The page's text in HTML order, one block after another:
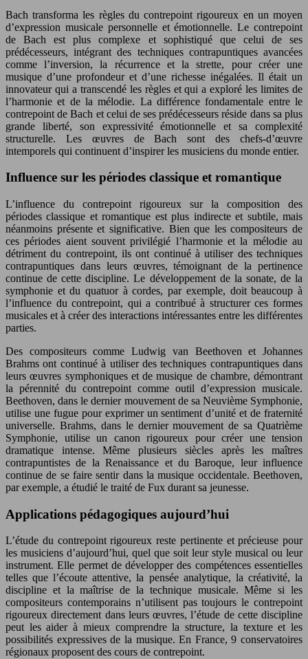
Bach transforma les règles du contrepoint rigoureux en un moyen
d’expression musicale personnelle et émotionnelle. Le contrepoint
de Bach est plus complexe et sophistiqué que celui de ses
prédécesseurs, intégrant des techniques contrapuntiques avancées
comme l’inversion, la récurrence et la strette, pour créer une
musique d’une profondeur et d’une richesse inégalées. Il était un
innovateur qui a transcendé les règles et qui a exploré les limites de
l’harmonie et de la mélodie. La différence fondamentale entre le
contrepoint de Bach et celui de ses prédécesseurs réside dans sa plus
grande liberté, son expressivité émotionnelle et sa complexité
structurelle. Les œuvres de Bach sont des chefs-d’œuvre
intemporels qui continuent d’inspirer les musiciens du monde entier.
Influence sur les périodes classique et romantique
L’influence du contrepoint rigoureux sur la composition des
périodes classique et romantique est plus indirecte et subtile, mais
néanmoins présente et significative. Bien que les compositeurs de
ces périodes aient souvent privilégié l’harmonie et la mélodie au
détriment du contrepoint, ils ont continué à utiliser des techniques
contrapuntiques dans leurs œuvres, témoignant de la pertinence
continue de cette discipline. Le développement de la sonate, de la
symphonie et du quatuor à cordes, par exemple, doit beaucoup à
l’influence du contrepoint, qui a contribué à structurer ces formes
musicales et à créer des interactions intéressantes entre les différentes
parties.
Des compositeurs comme Ludwig van Beethoven et Johannes
Brahms ont continué à utiliser des techniques contrapuntiques dans
leurs œuvres symphoniques et de musique de chambre, démontrant
la pérennité du contrepoint comme outil d’expression musicale.
Beethoven, dans le dernier mouvement de sa Neuvième Symphonie,
utilise une fugue pour exprimer un sentiment d’unité et de fraternité
universelle. Brahms, dans le dernier mouvement de sa Quatrième
Symphonie, utilise un canon rigoureux pour créer une tension
dramatique intense. Même plusieurs siècles après les maîtres
contrapuntistes de la Renaissance et du Baroque, leur influence
continue de se faire sentir dans la musique occidentale. Beethoven,
par exemple, a étudié le traité de Fux durant sa jeunesse.
Applications pédagogiques aujourd’hui
L’étude du contrepoint rigoureux reste pertinente et précieuse pour
les musiciens d’aujourd’hui, quel que soit leur style musical ou leur
instrument. Elle permet de développer des compétences essentielles
telles que l’écoute attentive, la pensée analytique, la créativité, la
discipline et la maîtrise de la technique musicale. Même si les
compositeurs contemporains n’utilisent pas toujours le contrepoint
rigoureux directement dans leurs œuvres, l’étude de cette discipline
peut les aider à mieux comprendre la structure, la texture et les
possibilités expressives de la musique. En France, 9 conservatoires
régionaux proposent des cours de contrepoint.